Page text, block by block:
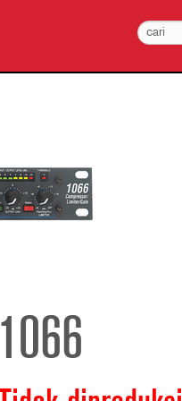
1066